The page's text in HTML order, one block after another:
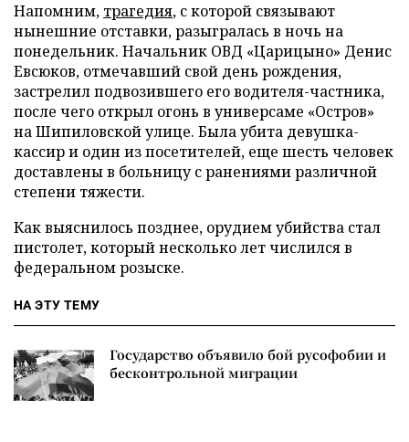
Напомним, трагедия, с которой связывают
нынешние отставки, разыгралась в ночь на
понедельник. Начальник ОВД «Царицыно» Денис
Евсюков, отмечавший свой день рождения,
застрелил подвозившего его водителя-частника,
после чего открыл огонь в универсаме «Остров»
на Шипиловской улице. Была убита девушка-
кассир и один из посетителей, еще шесть человек
доставлены в больницу с ранениями различной
степени тяжести.
Как выяснилось позднее, орудием убийства стал
пистолет, который несколько лет числился в
федеральном розыске.
НА ЭТУ ТЕМУ
Государство объявило бой русофобии и
бесконтрольной миграции